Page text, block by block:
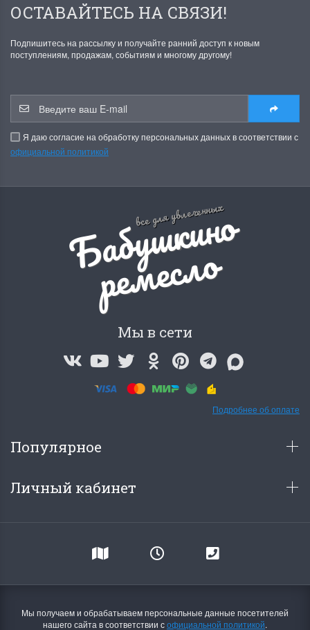
ОСТАВАЙТЕСЬ НА СВЯЗИ!
Подпишитесь на рассылку и получайте ранний доступ к новым
поступлениям, продажам, событиям и многому другому!
Я даю согласие на обработку персональных данных в соответствии с
официальной политикой
все для увлеченных
Б
а
б
у
ш
к
и
н
о
р
е
м
е
с
л
о
Мы в сети
Подробнее об оплате
Популярное
Личный кабинет
Мы получаем и обрабатываем персональные данные посетителей
нашего сайта в соответствии софициальной политикой.